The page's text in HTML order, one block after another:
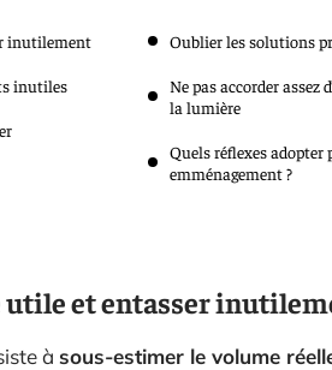
inutilement
inutiles
Oublier les solutions
Ne pas accorder assez
la lumière
Quels réflexes
emménagement ?
utile et entasser
à sous-estimer le volume